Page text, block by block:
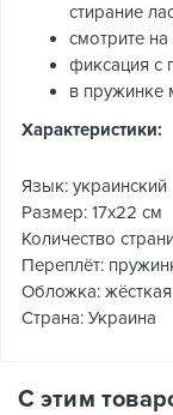
стирание
смотрите
фиксация с
в пружинке
Характеристики:
Язык: украинский
Размер: 17х22 см
Количество
Переплёт:
Обложка: жёсткая
Страна: Украина
С этим